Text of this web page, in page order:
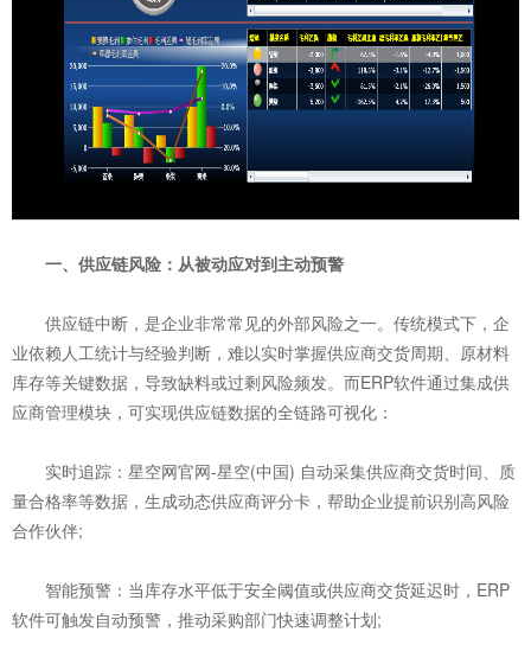
一、供应链风险：从被动应对到主动预警
供应链中断，是企业非常常见的外部风险之一。传统模式下，企
业依赖人工统计与经验判断，难以实时掌握供应商交货周期、原材料
库存等关键数据，导致缺料或过剩风险频发。而ERP软件通过集成供
应商管理模块，可实现供应链数据的全链路可视化：
实时追踪：星空网官网-星空(中国) 自动采集供应商交货时间、质
量合格率等数据，生成动态供应商评分卡，帮助企业提前识别高风险
合作伙伴;
智能预警：当库存水平低于安全阈值或供应商交货延迟时，ERP
软件可触发自动预警，推动采购部门快速调整计划;